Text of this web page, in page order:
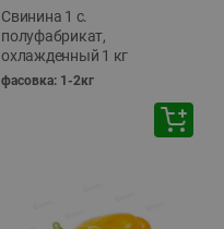
Свинина 1 с.
полуфабрикат,
охлажденный 1 кг
фасовка: 1-2кг